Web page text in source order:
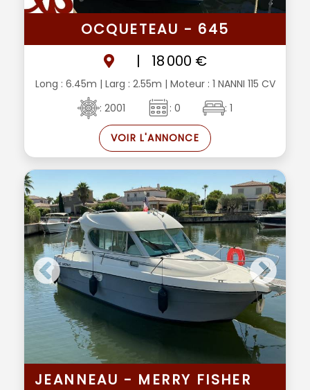
OCQUETEAU - 645
|
18 000 €
Long : 6.45m | Larg : 2.55m | Moteur : 1 NANNI 115 CV
: 2001
: 0 : 1
VOIR L'ANNONCE
JEANNEAU - MERRY FISHER